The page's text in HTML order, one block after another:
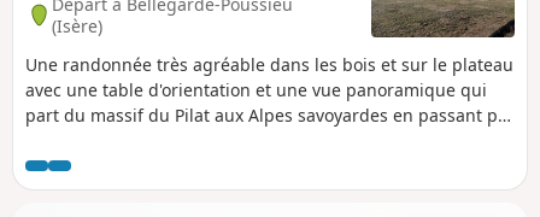
(Isère)
Une randonnée très agréable dans les bois et sur le plateau
avec une table d'orientation et une vue panoramique qui
part du massif du Pilat aux Alpes savoyardes en passant par
la moitié du circuit est sur un sentier dans les bois, il est
préférable de ne pas le faire par temps de pluie et même